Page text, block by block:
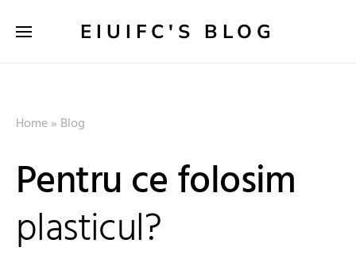
EIUIFC'S BLOG
Home» Blog
Pentru ce folosim
plasticul?